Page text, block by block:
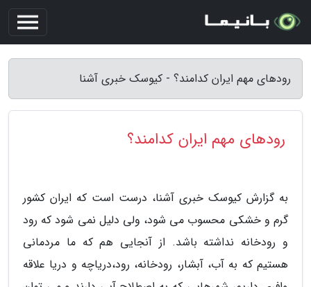
رودهای مهم ایران کدامند؟ - کیوسک خبری آشنا
رودهای مهم ایران کدامند؟
به گزارش کیوسک خبری آشنا، درست است که ایران کشور
گرم و خشکی محسوب می شود، ولی دلیل نمی شود که رود
و رودخانه نداشته باشد. از آنجایی هم که ما مردمانی
هستیم که به آب، آبشار، رودخانه، رود،دریاچه و دریا علاقه